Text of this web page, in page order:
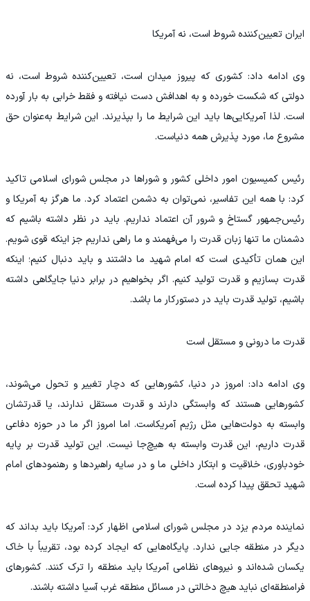
ایران تعیین‌کننده شروط است، نه آمریکا
وی ادامه داد: کشوری که پیروز میدان است، تعیین‌کننده شروط است، نه
دولتی که شکست خورده و به اهدافش دست نیافته و فقط خرابی‌ به بار آورده
است. لذا آمریکایی‌ها باید این شرایط ما را بپذیرند. این شرایط به‌عنوان حق
مشروع ما، مورد پذیرش همه دنیاست.
رئیس کمیسیون امور داخلی کشور و شوراها در مجلس شورای اسلامی تاکید
کرد: با همه این تفاسیر، نمی‌توان به دشمن اعتماد کرد. ما هرگز به آمریکا و
رئیس‌جمهور گستاخ و شرور آن اعتماد نداریم. باید در نظر داشته باشیم که
دشمنان ما تنها زبان قدرت را می‌فهمند و ما راهی نداریم جز اینکه قوی شویم.
این همان تأکیدی است که امام شهید ما داشتند و باید دنبال کنیم؛ اینکه
قدرت بسازیم و قدرت تولید کنیم. اگر بخواهیم در برابر دنیا جایگاهی داشته
باشیم، تولید قدرت باید در دستورکار ما باشد.
قدرت ما درونی و مستقل است
وی ادامه داد: امروز در دنیا، کشورهایی که دچار تغییر و تحول می‌شوند،
کشورهایی هستند که وابستگی دارند و قدرت مستقل ندارند، یا قدرتشان
وابسته به دولت‌هایی مثل رژیم آمریکاست. اما امروز اگر ما در حوزه دفاعی
قدرت داریم، این قدرت وابسته به هیچ‌جا نیست. این تولید قدرت بر پایه
خودباوری، خلاقیت و ابتکار داخلی ما و در سایه راهبردها و رهنمودهای امام
شهید تحقق پیدا کرده است.
نماینده مردم یزد در مجلس شورای اسلامی اظهار کرد: آمریکا باید بداند که
دیگر در منطقه جایی ندارد. پایگاه‌هایی که ایجاد کرده بود، تقریباً با خاک
یکسان شده‌اند و نیروهای نظامی آمریکا باید منطقه را ترک کنند. کشورهای
فرامنطقه‌ای نباید هیچ دخالتی در مسائل منطقه غرب آسیا داشته باشند.